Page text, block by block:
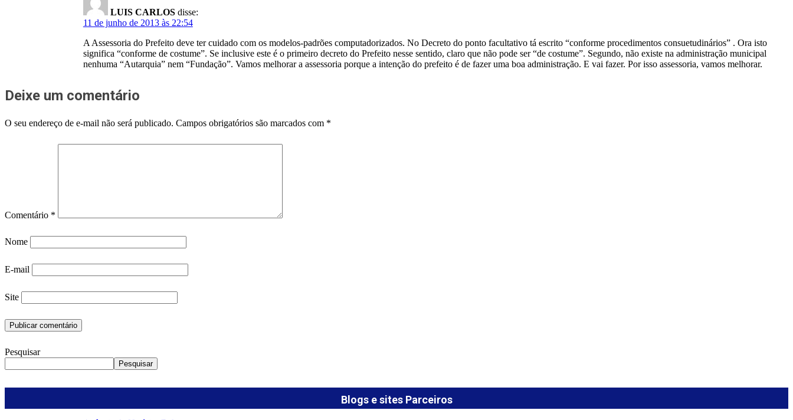
LUIS CARLOS disse:
11 de junho de 2013 às 22:54
A Assessoria do Prefeito deve ter cuidado com os modelos-padrões computadorizados. No Decreto do ponto facultativo tá escrito “conforme procedimentos consuetudinários” . Ora isto
significa “conforme de costume”. Se inclusive este é o primeiro decreto do Prefeito nesse sentido, claro que não pode ser “de costume”. Segundo, não existe na administração municipal
nenhuma “Autarquia” nem “Fundação”. Vamos melhorar a assessoria porque a intenção do prefeito é de fazer uma boa administração. E vai fazer. Por isso assessoria, vamos melhorar.
Deixe um comentário
O seu endereço de e-mail não será publicado. Campos obrigatórios são marcados com *
Comentário *
Nome
E-mail
Site
Pesquisar
Pesquisar
Blogs e sites Parceiros